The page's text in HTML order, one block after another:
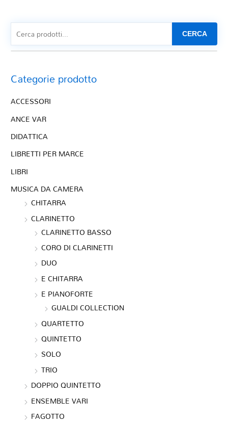
CERCA
Categorie prodotto
ACCESSORI
ANCE VAR
DIDATTICA
LIBRETTI PER MARCE
LIBRI
MUSICA DA CAMERA
CHITARRA
CLARINETTO
CLARINETTO BASSO
CORO DI CLARINETTI
DUO
E CHITARRA
E PIANOFORTE
GUALDI COLLECTION
QUARTETTO
QUINTETTO
SOLO
TRIO
DOPPIO QUINTETTO
ENSEMBLE VARI
FAGOTTO